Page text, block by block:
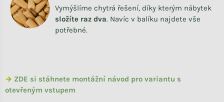
Vymýšlíme chytrá řešení, díky kterým nábytek
složíte raz dva. Navíc v balíku najdete vše
potřebné.
→ ZDE si stáhnete montážní návod pro variantu s
otevřeným vstupem